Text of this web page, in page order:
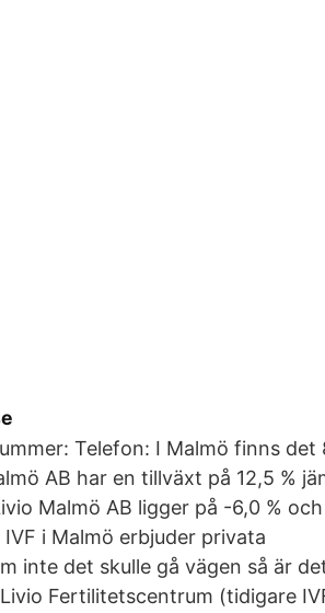
Telefon: I Malmö finns det
AB har en tillväxt på 12,5 %
Malmö AB ligger på -6,0 % och
i Malmö erbjuder privata
inte det skulle gå vägen så är
Fertilitetscentrum (tidigare